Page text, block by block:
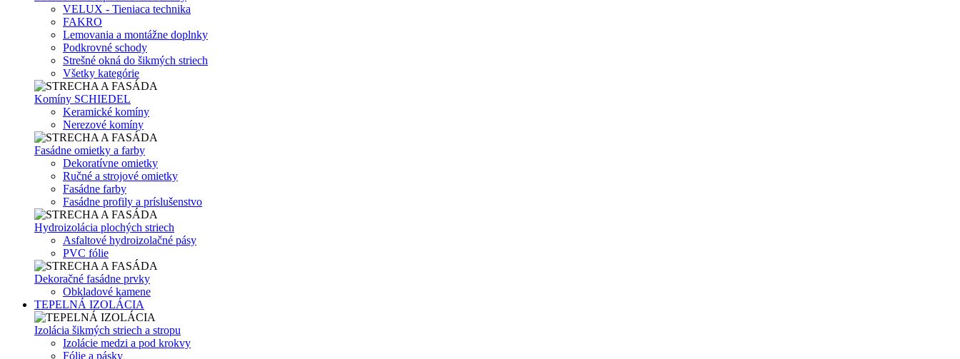
VELUX - Tieniaca technika
FAKRO
Lemovania a montážne doplnky
Podkrovné schody
Strešné okná do šikmých striech
Všetky kategórie
Komíny SCHIEDEL
Keramické komíny
Nerezové komíny
Fasádne omietky a farby
Dekoratívne omietky
Ručné a strojové omietky
Fasádne farby
Fasádne profily a príslušenstvo
Hydroizolácia plochých striech
Asfaltové hydroizolačné pásy
PVC fólie
Dekoračné fasádne prvky
Obkladové kamene
TEPELNÁ IZOLÁCIA
Izolácia šikmých striech a stropu
Izolácie medzi a pod krokvy
Fólie a pásky